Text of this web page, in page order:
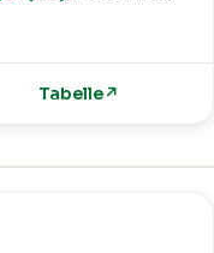
Tabelle↗